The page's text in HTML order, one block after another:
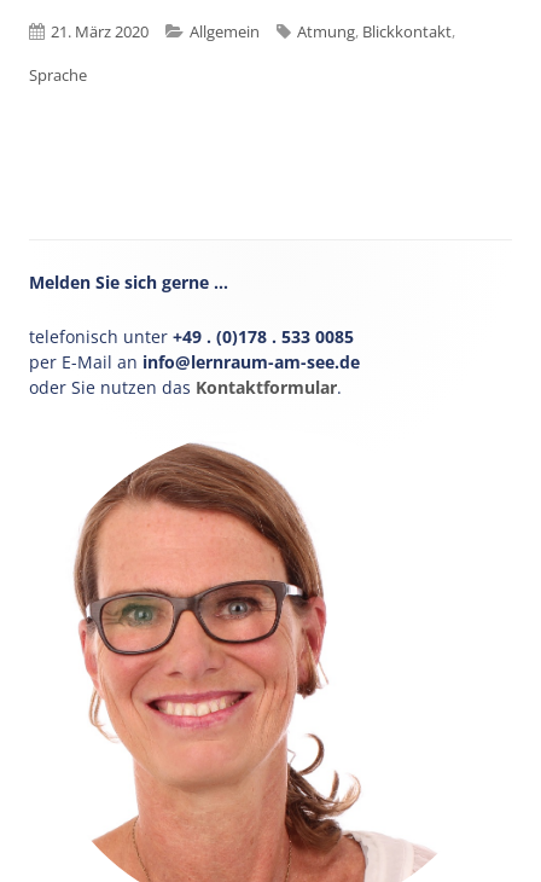
Veröffentlicht
am
21. März 2020 Kategorien
Allgemein Schlagwörter
Atmung, Blickkontakt,
Sprache
Haupt-
Seitenleiste
Melden Sie sich gerne …
telefonisch unter +49 . (0)178 . 533 0085
per E-Mail an info@lernraum-am-see.de
oder Sie nutzen das Kontaktformular.